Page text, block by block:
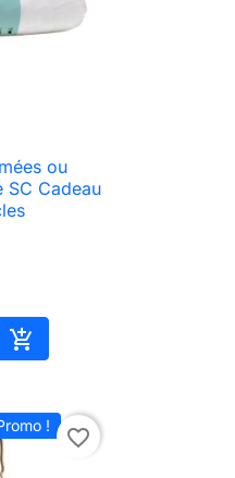
ou
SC Cadeau

Ajouter au panier
! favorite_border